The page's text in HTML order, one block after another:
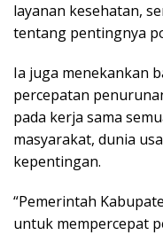
layanan kesehatan,
tentang pentingnya
Ia juga menekankan
percepatan
pada kerja sama
masyarakat, dunia
kepentingan.
“Pemerintah
untuk mempercepat